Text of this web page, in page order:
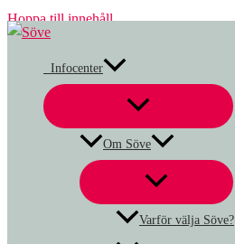
Hoppa till innehåll
Infocenter
Om Söve
Varför välja Söve?